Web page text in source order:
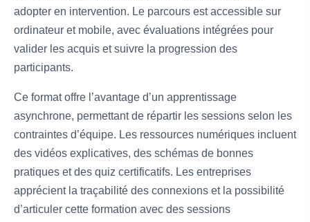
adopter en intervention. Le parcours est accessible sur
ordinateur et mobile, avec évaluations intégrées pour
valider les acquis et suivre la progression des
participants.
Ce format offre l’avantage d’un apprentissage
asynchrone, permettant de répartir les sessions selon les
contraintes d’équipe. Les ressources numériques incluent
des vidéos explicatives, des schémas de bonnes
pratiques et des quiz certificatifs. Les entreprises
apprécient la traçabilité des connexions et la possibilité
d’articuler cette formation avec des sessions